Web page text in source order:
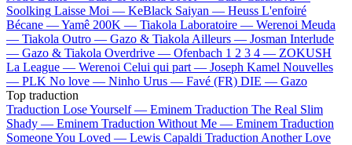
Soolking Laisse Moi — KeBlack Saiyan — Heuss L'enfoiré
Bécane —Yamê 200K — Tiakola Laboratoire — Werenoi Meuda
— Tiakola Outro — Gazo & Tiakola Ailleurs — Josman Interlude
— Gazo & Tiakola Overdrive — Ofenbach 1 2 3 4 — ZOKUSH
La League — Werenoi Celui qui part — Joseph Kamel Nouvelles
— PLK No love — Ninho Urus — Favé (FR) DIE — Gazo
Top traduction
Traduction Lose Yourself — Eminem Traduction The Real Slim
Shady — Eminem Traduction Without Me — Eminem Traduction
Someone You Loved — Lewis Capaldi Traduction Another Love